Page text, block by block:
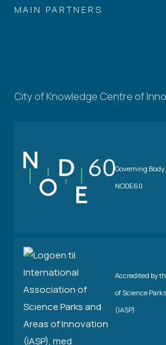
MAIN PARTNERS
City of Knowledge Centre of
Governing
NODE60
Accredited by
of Science
(IASP)